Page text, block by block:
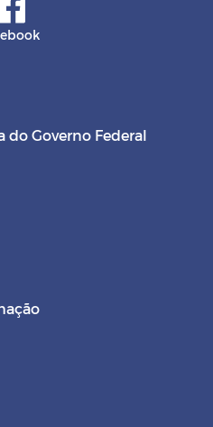
do Governo Federal